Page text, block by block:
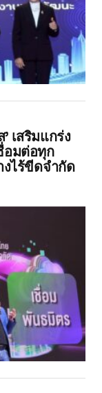
เสริมแกร่ง
อมต่อทุก
งไร้ขีดจำกัด